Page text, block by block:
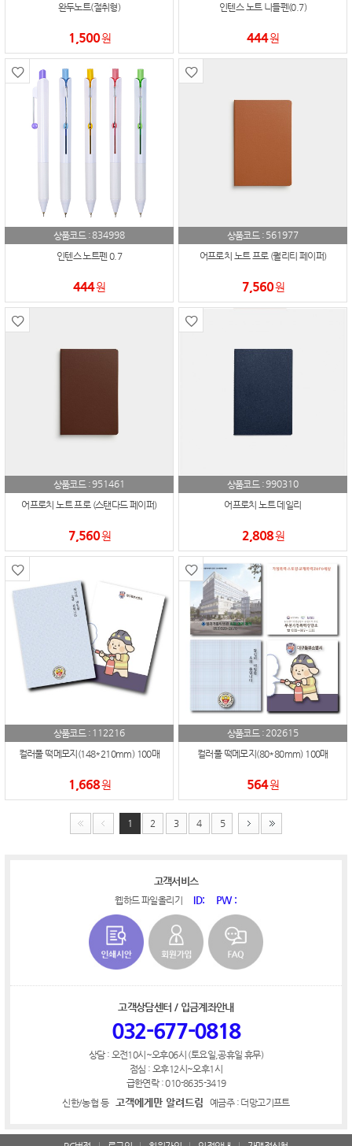
완두노트(절취형)
1,500원
인텐스 노트 니들펜(0.7)
444원
상품코드 :834998
인텐스 노트펜 0.7
444원
상품코드 : 561977
어프로치 노트 프로 (퀄리티 페이퍼)
7,560원
상품코드 :951461
어프로치 노트 프로 (스탠다드 페이퍼)
7,560원
상품코드 :990310
어프로치 노트 데일리
2,808원
상품코드 : 112216
컬러풀 떡메모지(148*210mm) 100매
1,668원
상품코드 :202615
컬러풀 떡메모지(80*80mm) 100매
564원
1 2 3 4 5
고객서비스
웹하드 파일올리기 ID: PW :
고객상담센터 / 입금계좌안내
032-677-0818
상담 : 오전10시~오후06시 (토요일,공휴일 휴무)
점심 : 오후12시~오후1시
급한연락 : 010-8635-3419
신한/농협 등 고객에게만 알려드림 예금주 : 더망고기프트